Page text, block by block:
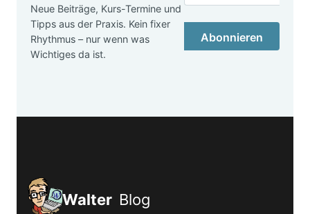
Neue Beiträge, Kurs-Termine und
Tipps aus der Praxis. Kein fixer
Rhythmus – nur wenn was
Wichtiges da ist.
Abonnieren
Walter Blog